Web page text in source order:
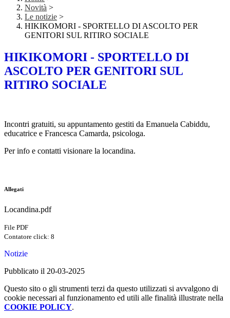
Novità >
Le notizie >
HIKIKOMORI - SPORTELLO DI ASCOLTO PER
GENITORI SUL RITIRO SOCIALE
HIKIKOMORI - SPORTELLO DI
ASCOLTO PER GENITORI SUL
RITIRO SOCIALE
Incontri gratuiti, su appuntamento gestiti da Emanuela Cabiddu,
educatrice e Francesca Camarda, psicologa.
Per info e contatti visionare la locandina.
Allegati
Locandina.pdf
File PDF
Contatore click: 8
Notizie
Pubblicato il 20-03-2025
Questo sito o gli strumenti terzi da questo utilizzati si avvalgono di
cookie necessari al funzionamento ed utili alle finalità illustrate nella
COOKIE POLICY.